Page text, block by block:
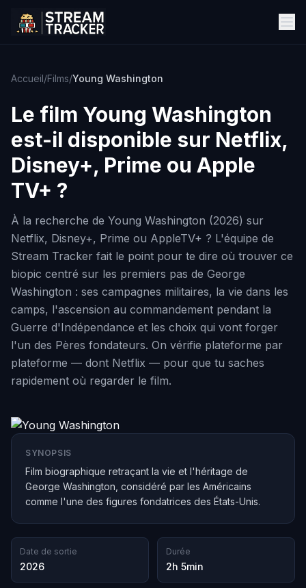
Accueil/Films/Young Washington
Le film Young Washington
est-il disponible sur Netflix,
Disney+, Prime ou Apple
TV+ ?
À la recherche de Young Washington (2026) sur
Netflix, Disney+, Prime ou AppleTV+ ? L'équipe de
Stream Tracker fait le point pour te dire où trouver ce
biopic centré sur les premiers pas de George
Washington : ses campagnes militaires, la vie dans les
camps, l'ascension au commandement pendant la
Guerre d'Indépendance et les choix qui vont forger
l'un des Pères fondateurs. On vérifie plateforme par
plateforme — dont Netflix — pour que tu saches
rapidement où regarder le film.
SYNOPSIS
Film biographique retraçant la vie et l'héritage de
George Washington, considéré par les Américains
comme l'une des figures fondatrices des États-Unis.
Date de sortie
2026
Durée
2h 5min